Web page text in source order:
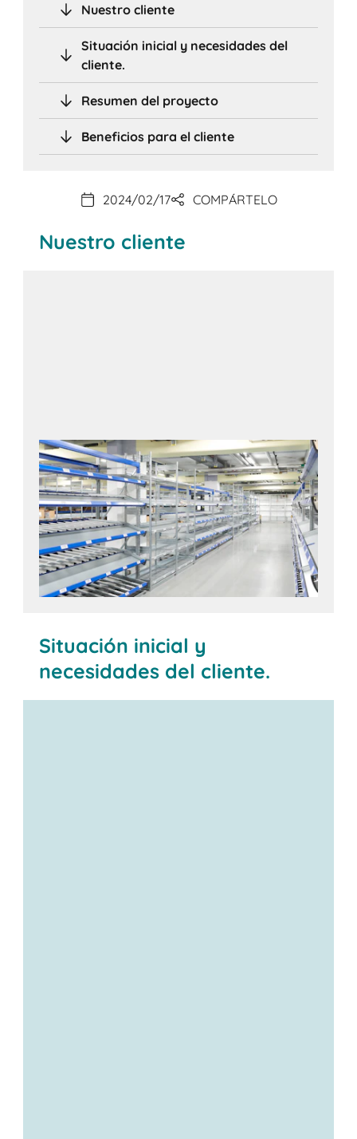
Nuestro cliente
Situación inicial y necesidades del
cliente.
Resumen del proyecto
Beneficios para el cliente
2024/02/17 COMPÁRTELO
Nuestro cliente
Situación inicial y
necesidades del cliente.